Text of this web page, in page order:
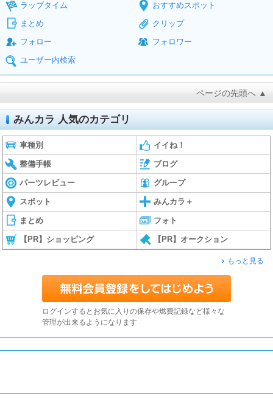
ラップタイム
おすすめスポット
まとめ
クリップ
フォロー
フォロワー
ユーザー内検索
ページの先頭へ ▲
みんカラ 人気のカテゴリ
車種別 イイね！
整備手帳 ブログ
パーツレビュー グループ
スポット みんカラ＋
まとめ フォト
【PR】ショッピング 【PR】オークション
もっと見る
ログインするとお気に入りの保存や燃費記録など様々な
管理が出来るようになります